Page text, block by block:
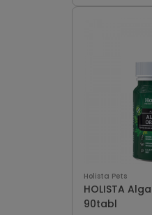
Holista Pets
HOLISTA
90tabl